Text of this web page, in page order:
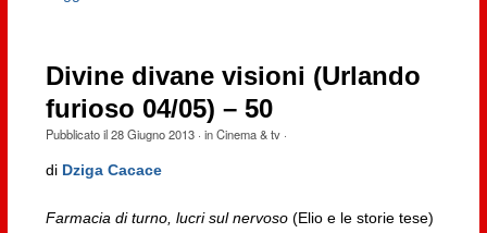
Divine divane visioni (Urlando
furioso 04/05) – 50
Pubblicato il28 Giugno 2013· inCinema & tv·
di Dziga Cacace
Farmacia di turno, lucri sul nervoso(Elio e le storie tese)